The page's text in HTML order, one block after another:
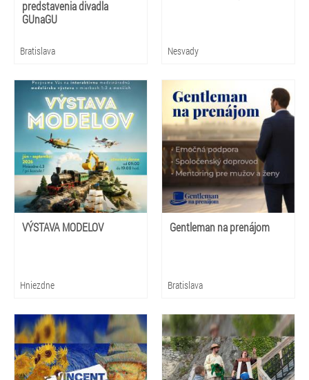
predstavenia divadla
GUnaGU
Bratislava Nesvady
VÝSTAVA MODELOV
Hniezdne
Gentleman na prenájom
Bratislava